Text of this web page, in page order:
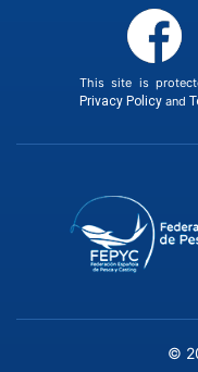
This site is
Privacy Policyand
©